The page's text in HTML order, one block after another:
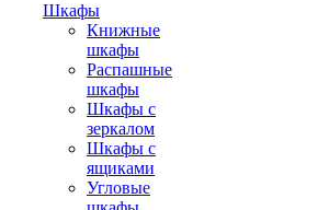
Шкафы
Книжные
шкафы
Распашные
шкафы
Шкафы с
зеркалом
Шкафы с
ящиками
Угловые